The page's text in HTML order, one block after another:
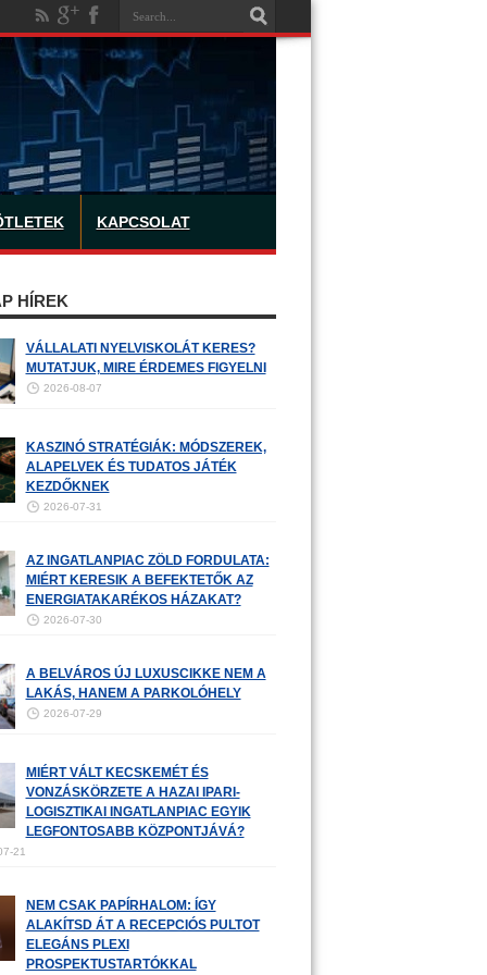
KAPCSOLAT
HÍREK
VÁLLALATI NYELVISKOLÁT KERES?
MUTATJUK, MIRE ÉRDEMES FIGYELNI
2026-08-07
KASZINÓ STRATÉGIÁK: MÓDSZEREK,
ALAPELVEK ÉS TUDATOS JÁTÉK
KEZDŐKNEK
2026-07-31
AZ INGATLANPIAC ZÖLD FORDULATA:
MIÉRT KERESIK A BEFEKTETŐK AZ
ENERGIATAKARÉKOS HÁZAKAT?
2026-07-30
A BELVÁROS ÚJ LUXUSCIKKE NEM A
LAKÁS, HANEM A PARKOLÓHELY
2026-07-29
MIÉRT VÁLT KECSKEMÉT ÉS
VONZÁSKÖRZETE A HAZAI IPARI-
LOGISZTIKAI INGATLANPIAC EGYIK
LEGFONTOSABB KÖZPONTJÁVÁ?
21
NEM CSAK PAPÍRHALOM: ÍGY
ALAKÍTSD ÁT A RECEPCIÓS PULTOT
ELEGÁNS PLEXI
PROSPEKTUSTARTÓKKAL